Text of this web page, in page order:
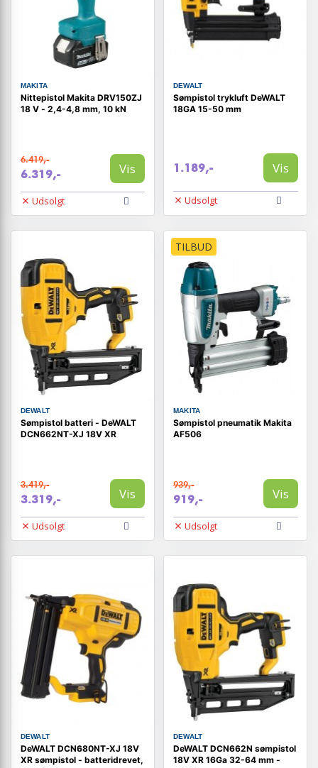
MAKITA
Nittepistol Makita DRV150ZJ
18 V - 2,4-4,8 mm, 10 kN
6.419,-
6.319,- Vis
Udsolgt
DEWALT
Sømpistol trykluft DeWALT
18GA 15-50 mm
1.189,- Vis
Udsolgt
DEWALT
Sømpistol batteri - DeWALT
DCN662NT-XJ 18V XR
3.419,-
3.319,- Vis
Udsolgt
TILBUD
MAKITA
Sømpistol pneumatik Makita
AF506
939,-
919,- Vis
Udsolgt
DEWALT
DeWALT DCN680NT-XJ 18V
XR sømpistol - batteridrevet,
DEWALT
DeWALT DCN662N sømpistol
18V XR 16Ga 32-64 mm -